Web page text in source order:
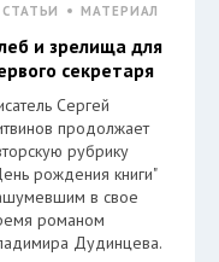
СТАТЬИ МАТЕРИАЛ
и зрелища для
секретаря
Сергей
продолжает
рубрику
рождения книги"
в свое
романом
Дудинцева.